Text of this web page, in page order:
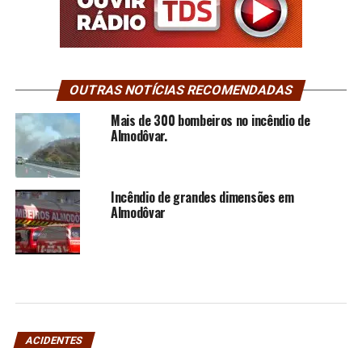
OUTRAS NOTÍCIAS RECOMENDADAS
Mais de 300 bombeiros no incêndio de
Almodôvar.
Incêndio de grandes dimensões em
Almodôvar
ACIDENTES